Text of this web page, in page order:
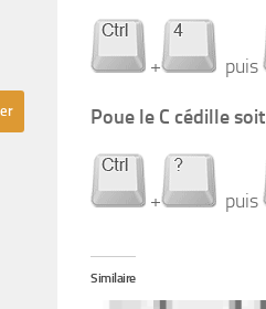
+ puis
Poue le C cédille soit
+ puis
Similaire